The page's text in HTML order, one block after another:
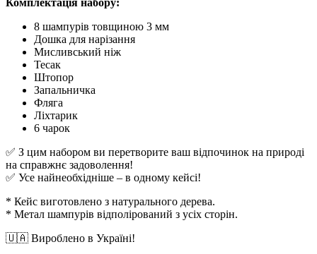
8 шампурів товщиною 3 мм
Дошка для нарізання
Мисливський ніж
Тесак
Штопор
Запальничка
Фляга
Ліхтарик
6 чарок
✅ З цим набором ви перетворите ваш відпочинок на природі
на справжнє задоволення!
✅ Усе найнеобхідніше – в одному кейсі!
* Кейс виготовлено з натурального дерева.
* Метал шампурів відполірований з усіх сторін.
🇺🇦 Вироблено в Україні!